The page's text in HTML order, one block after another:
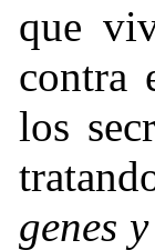
que
contra
los
genes